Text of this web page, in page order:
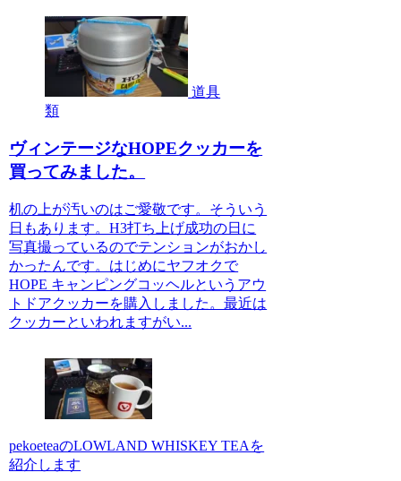
道具
類
ヴィンテージなHOPEクッカーを
買ってみました。
机の上が汚いのはご愛敬です。そういう
日もあります。H3打ち上げ成功の日に
写真撮っているのでテンションがおかし
かったんです。はじめにヤフオクで
HOPE キャンピングコッヘルというアウ
トドアクッカーを購入しました。最近は
クッカーといわれますがい...
pekoeteaのLOWLAND WHISKEY TEAを
紹介します